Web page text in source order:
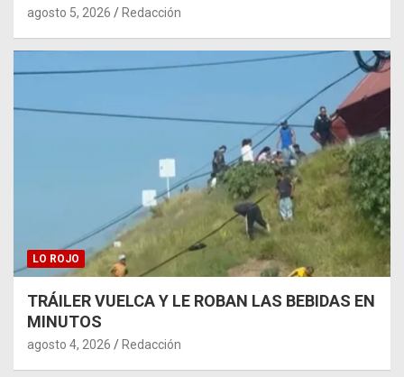
agosto 5, 2026 Redacción
LO ROJO
TRÁILER VUELCA Y LE ROBAN LAS BEBIDAS EN
MINUTOS
agosto 4, 2026 Redacción